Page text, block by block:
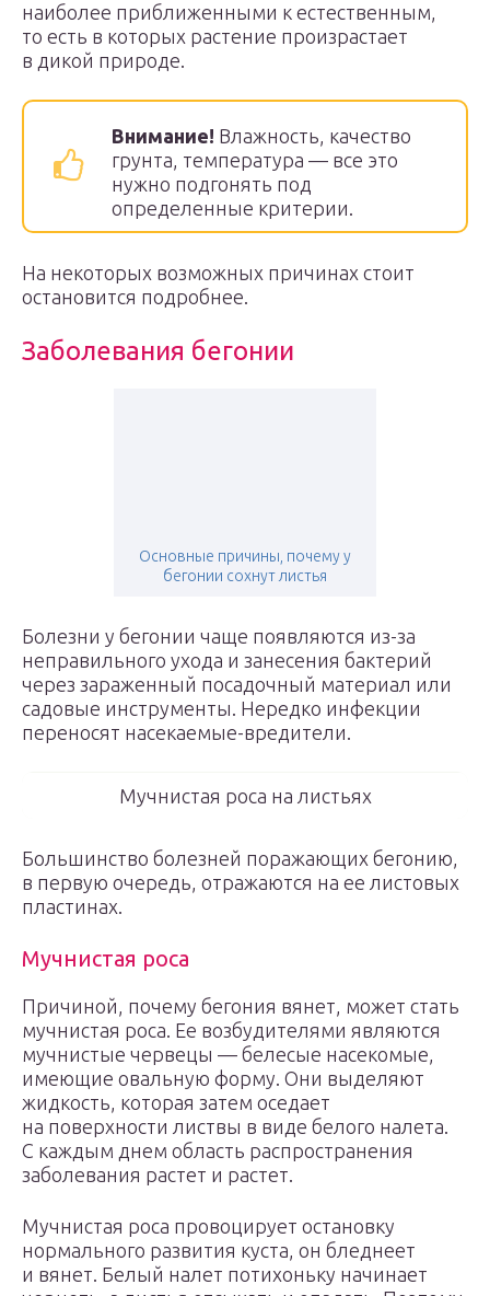
наиболее приближенными к естественным,
то есть в которых растение произрастает
в дикой природе.
Внимание! Влажность, качество
грунта, температура — все это
нужно подгонять под
определенные критерии.
На некоторых возможных причинах стоит
остановится подробнее.
Заболевания бегонии
Основные причины, почему у
бегонии сохнут листья
Болезни у бегонии чаще появляются из-за
неправильного ухода и занесения бактерий
через зараженный посадочный материал или
садовые инструменты. Нередко инфекции
переносят насекаемые-вредители.
Мучнистая роса на листьях
Большинство болезней поражающих бегонию,
в первую очередь, отражаются на ее листовых
пластинах.
Мучнистая роса
Причиной, почему бегония вянет, может стать
мучнистая роса. Ее возбудителями являются
мучнистые червецы — белесые насекомые,
имеющие овальную форму. Они выделяют
жидкость, которая затем оседает
на поверхности листвы в виде белого налета.
С каждым днем область распространения
заболевания растет и растет.
Мучнистая роса провоцирует остановку
нормального развития куста, он бледнеет
и вянет. Белый налет потихоньку начинает